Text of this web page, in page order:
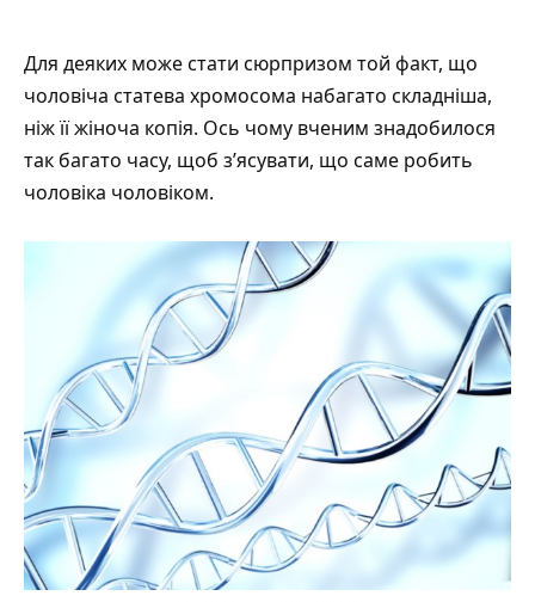
Для деяких може стати сюрпризом той факт, що
чоловіча статева хромосома набагато складніша,
ніж її жіноча копія. Ось чому вченим знадобилося
так багато часу, щоб з’ясувати, що саме робить
чоловіка чоловіком.